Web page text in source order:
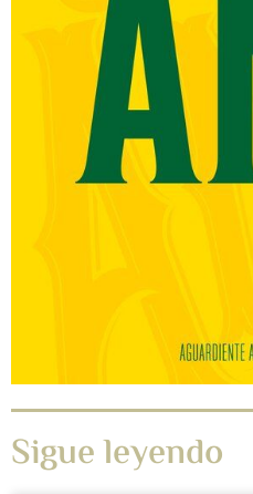
Sigue leyendo